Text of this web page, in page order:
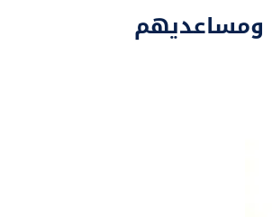
ومساعديهم